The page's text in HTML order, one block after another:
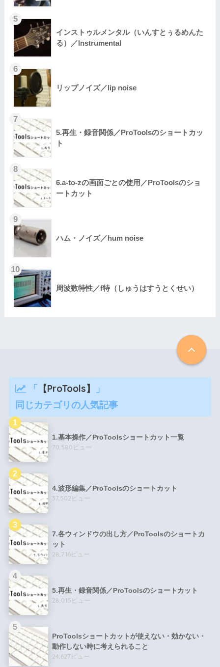
インストゥルメンタル（いんすとぅるめんた
る）／Instrumental
リップノイズ／lip noise
5.再生・録音関係／ProToolsのショートカッ
ト
6.a-to-zの画面ごとの使用／ProToolsのショ
ートカット
ハム・ノイズ／hum noise
周波数特性／f特（しゅうはすうとくせい）
「 【ProTools】
」
同じカテゴリの人気記事
1.基本操作／ProToolsショートカット一覧
70,580ビュー
4.波形編集／ProToolsのショートカット
37,502ビュー
7.各ウィンドウの出し方／ProToolsのショートカ
ット
28,716ビュー
5.再生・録音関係／ProToolsのショートカット
28,015ビュー
ProToolsショートカットが使えない・効かない・
動作しない時に考えられること
24,627ビュー